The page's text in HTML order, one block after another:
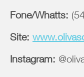
Fone/Whatts:
Site:
Instagram: